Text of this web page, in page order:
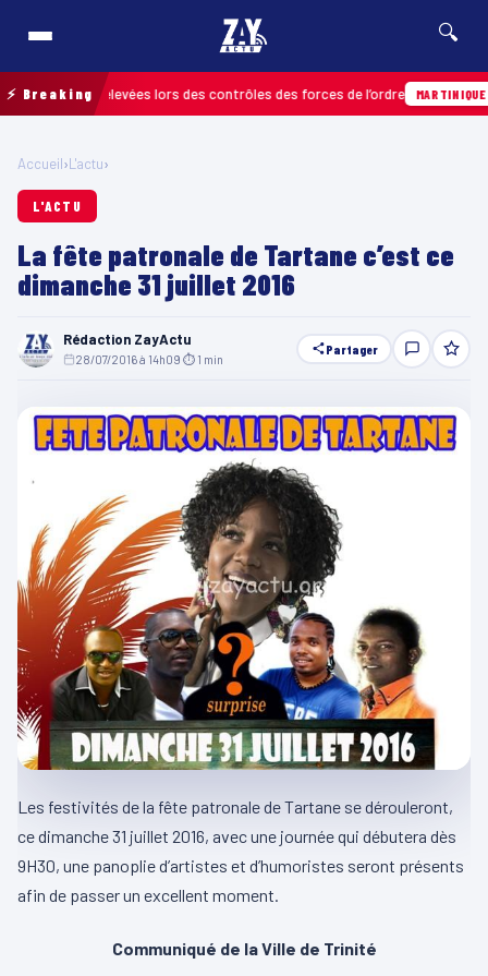
🔍
⚡ Breakingrelevées lors des contrôles des forces de l’ordre MARTINIQUE 04/
Accueil›L'actu›
L'ACTU
La fête patronale de Tartane c’est ce
dimanche 31 juillet 2016
Rédaction ZayActu
28/07/2016 à 14h09 ⏱ 1 min
Partager
Les festivités de la fête patronale de Tartane se dérouleront,
ce dimanche 31 juillet 2016, avec une journée qui débutera dès
9H30, une panoplie d’artistes et d’humoristes seront présents
afin de passer un excellent moment.
Communiqué de la Ville de Trinité